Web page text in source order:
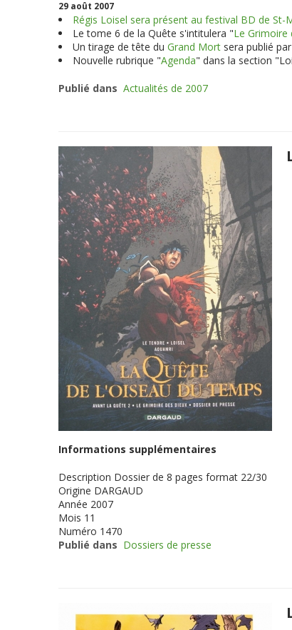
29 août 2007
Régis Loisel sera présent au festival BD de St-
Le tome 6 de la Quête s'intitulera "Le Grimoire
Un tirage de tête du Grand Mort sera publié
Nouvelle rubrique "Agenda" dans la section
Publié dans Actualités de 2007
Informations supplémentaires
Description Dossier de 8 pages format 22/30
Origine DARGAUD
Année 2007
Mois 11
Numéro 1470
Publié dans Dossiers de presse